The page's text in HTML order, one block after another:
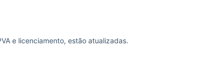
e licenciamento, estão atualizadas.